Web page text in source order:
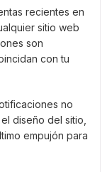
recientes en
sitio web
son
con tu
no
diseño del sitio,
empujón para